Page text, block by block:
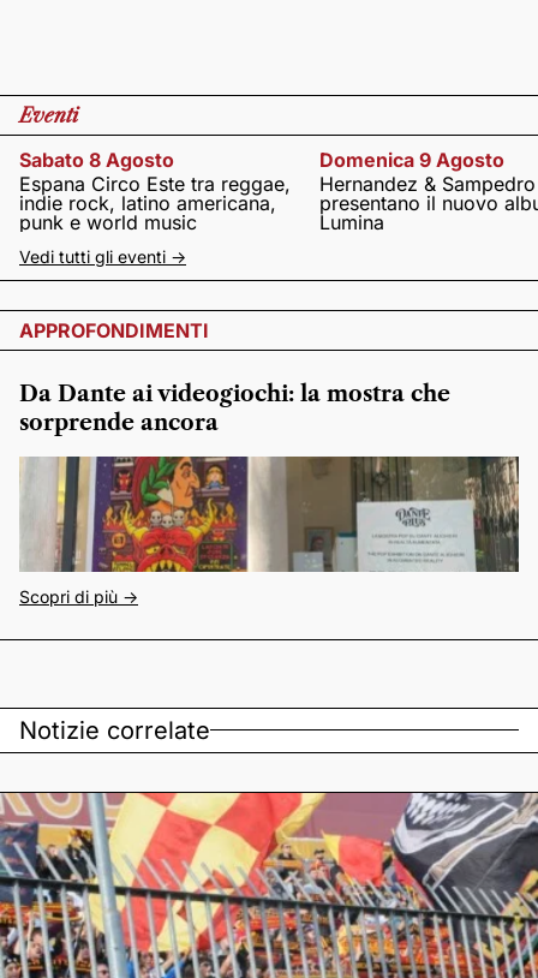
Eventi
Sabato 8 Agosto
Espana Circo Este tra reggae,
indie rock, latino americana,
punk e world music
Domenica 9 Agosto
Hernandez & Sampedro
presentano il nuovo
Lumina
Vedi tutti gli eventi ->
APPROFONDIMENTI
Da Dante ai videogiochi: la mostra che
sorprende ancora
Scopri di più ->
Notizie correlate